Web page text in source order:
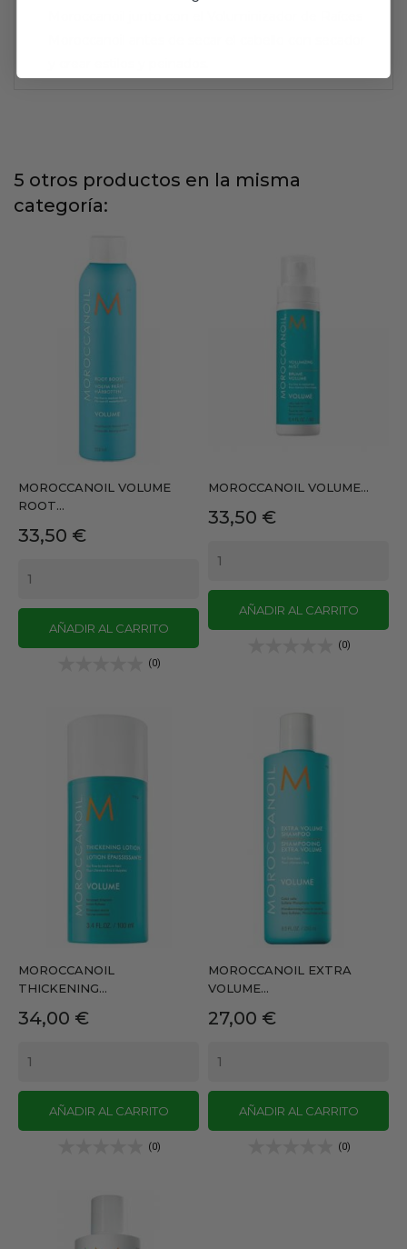
5 otros productos en la misma
categoría:
MOROCCANOIL VOLUME
ROOT...
Precio
33,50 €
AÑADIR AL CARRITO
(0)
MOROCCANOIL VOLUME...
Precio
33,50 €
AÑADIR AL CARRITO
(0)
MOROCCANOIL
THICKENING...
Precio
34,00 €
AÑADIR AL CARRITO
(0)
MOROCCANOIL EXTRA
VOLUME...
Precio
27,00 €
AÑADIR AL CARRITO
(0)